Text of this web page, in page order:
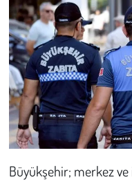
Büyükşehir; merkez